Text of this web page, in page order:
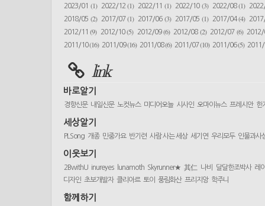
2023/01 (1) 2022/12(1) 2022/11(1) 2022/10 (3) 2022/08(1)
2018/05 (2) 2017/07(1) 2017/06(3) 2017/05 (1) 2017/04(4)
2012/11(9) 2012/10(5) 2012/09(6) 2012/08 (2) 2012/07 (6)
2011/10(16) 2011/09(16) 2011/08(6) 2011/07(10) 2011/06(5)
link
바로알기
경향신문 내일신문 노컷뉴스 미디어오늘 시사인 오마이뉴스 프레시안 한
세상알기
PLSong 개종 민중가요 반기련 사람 사는 세상 세기연 우리모두 인물과사
이웃보기
2BwithU inureyes lunamoth Skyrunner★ 其仁 나비 달달한조박사 레
디자인 초보개발자 클리아르 토이 풍림화산 프리지앙 학주니
함께하기